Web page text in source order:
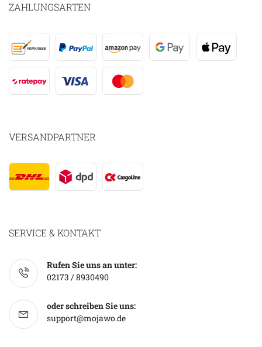
ZAHLUNGSARTEN
VERSANDPARTNER
SERVICE & KONTAKT
Rufen Sie uns an unter:
02173 / 8930490
oder schreiben Sie uns:
support@mojawo.de